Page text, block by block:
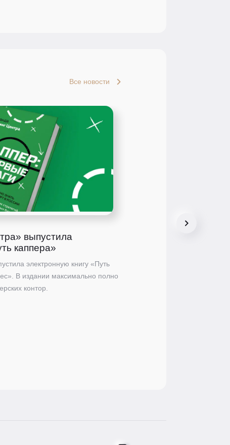
Все новости
выпустила
каппера»
электронную книгу «Путь
В издании максимально полно
контор.